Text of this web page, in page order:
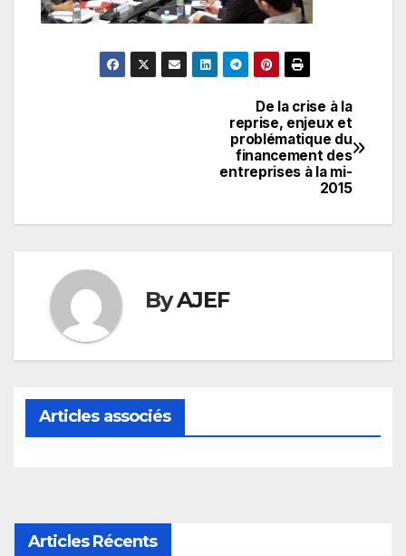
De la crise à la
reprise, enjeux et
problématique du
financement des
entreprises à la mi-
2015
ByAJEF
Articles associés
Articles Récents